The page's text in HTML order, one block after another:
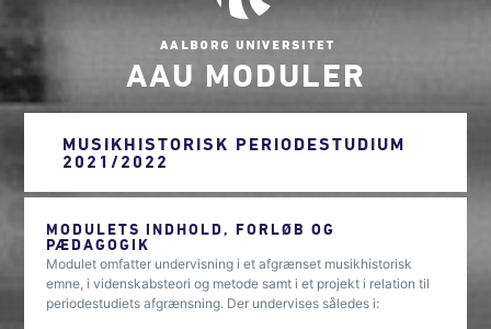
AAU MODULER
MUSIKHISTORISK PERIODESTUDIUM
2021/2022
MODULETS INDHOLD, FORLØB OG
PÆDAGOGIK
Modulet omfatter undervisning i et afgrænset musikhistorisk
emne, i videnskabsteori og metode samt i et projekt i relation til
periodestudiets afgrænsning. Der undervises således i: